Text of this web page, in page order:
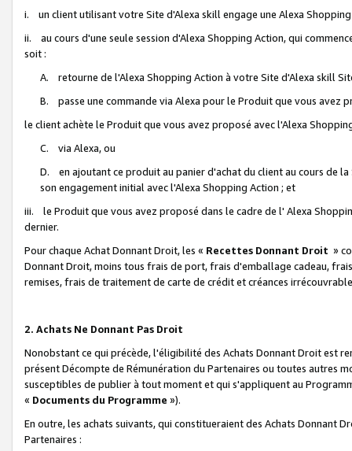
i. un client utilisant votre Site d'Alexa skill engage une Alexa
ii. au cours d'une seule session d'Alexa Shopping Action, qui
soit :
A. retourne de l'Alexa Shopping Action à votre Site d'Alexa skill
B. passe une commande via Alexa pour le Produit que vous avez
le client achète le Produit que vous avez proposé avec l'Alexa
C. via Alexa, ou
D. en ajoutant ce produit au panier d'achat du client au cours de
son engagement initial avec l'Alexa Shopping Action ; et
iii. le Produit que vous avez proposé dans le cadre de l' Alexa
dernier.
Pour chaque Achat Donnant Droit, les « Recettes Donnant Droit »
Donnant Droit, moins tous frais de port, frais d'emballage cadeau,
remises, frais de traitement de carte de crédit et créances
2. Achats Ne Donnant Pas Droit
Nonobstant ce qui précède, l'éligibilité des Achats Donnant Droit est
présent Décompte de Rémunération du Partenaires ou toutes autres
susceptibles de publier à tout moment et qui s'appliquent au
« Documents du Programme »).
En outre, les achats suivants, qui constitueraient des Achats Donnant
Partenaires :